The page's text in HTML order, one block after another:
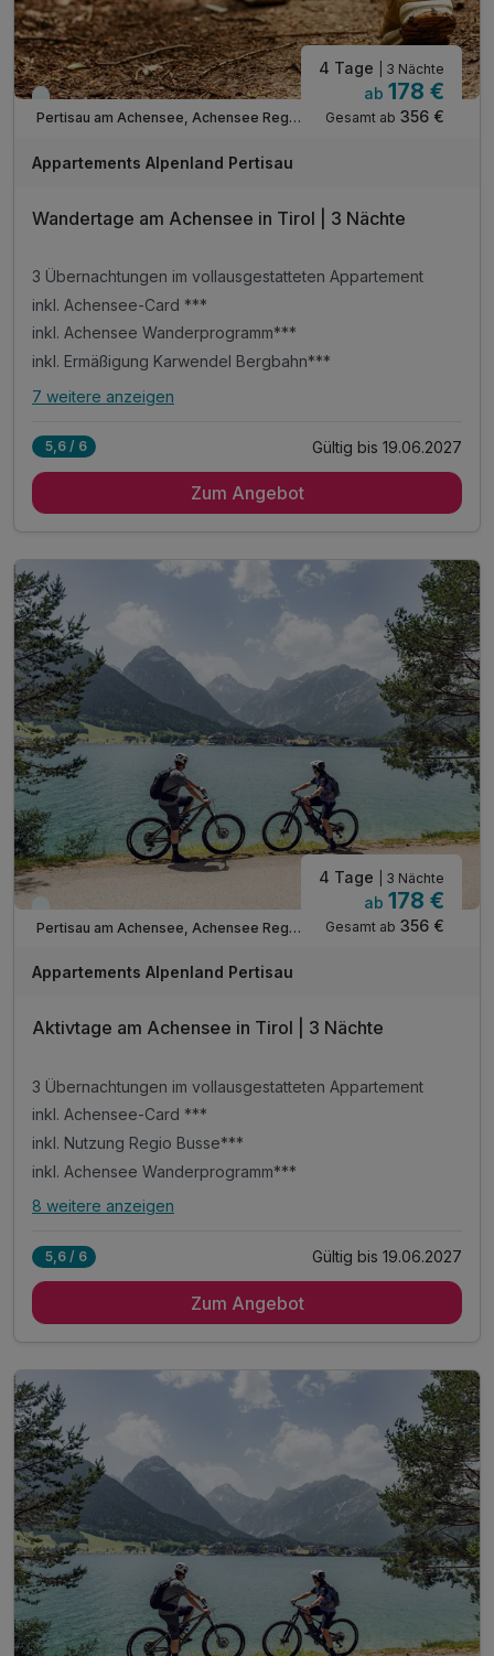
Viele Termine frei
Pertisau am Achensee, Achensee Region
4 Tage | 3 Nächte
ab 178 €
Gesamt ab 356 €
Appartements Alpenland Pertisau
Wandertage am Achensee in Tirol | 3 Nächte
3 Übernachtungen im vollausgestatteten Appartement
inkl. Achensee-Card ***
inkl. Achensee Wanderprogramm***
inkl. Ermäßigung Karwendel Bergbahn***
Alle Inklusivleistungen
inkl. Achensee-Card ***
inkl. Nutzung Regio Busse***
Tipp: Brötchenservice auf Bestellung
Tipp: Wanderparadies Rofan
Tipp: Wandern am Zwölferkopf
Tipp: Direkt am Karwendel-Naturschutzgebiet
ACHTUNG: Endreinigung & OT nicht inkludiert**
ACHTUNG: Aufpreis 3te & 4te Person*
7 weitere anzeigen
5,6 / 6 Gültig bis 19.06.2027
Zum Angebot
Viele Termine frei
Pertisau am Achensee, Achensee Region
4 Tage | 3 Nächte
ab 178 €
Gesamt ab 356 €
Appartements Alpenland Pertisau
Aktivtage am Achensee in Tirol | 3 Nächte
3 Übernachtungen im vollausgestatteten Appartement
inkl. Achensee-Card ***
inkl. Nutzung Regio Busse***
inkl. Achensee Wanderprogramm***
Alle Inklusivleistungen
inkl. Achensee-Card ***
inkl. Ermäßigung Karwendel Bergbahn***
inkl. Ermäßigung Achenseeschifffahrt***
Tipp: Brötchenservice auf Bestellung
Tipp: Achensee wenige Minuten zu Fuß erreichbar
Tipp: Stand Up Paddeln am Achensee
Tipp: Tauchgang am Achensee
ACHTUNG: Endreinigung & OT nicht inkludiert**
ACHTUNG: Aufpreis 3te & 4te Person*
8 weitere anzeigen
5,6 / 6 Gültig bis 19.06.2027
Zum Angebot